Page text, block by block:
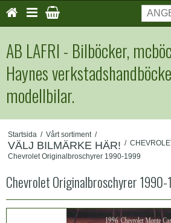
AB LAFRI - Bilböcker,
Haynes
modellbilar.
Startsida / Vårt sortiment /
VÄLJ BILMÄRKE HÄR! /
Chevrolet Originalbroschyrer 1990-1999
Chevrolet Originalbroschyrer 1990-